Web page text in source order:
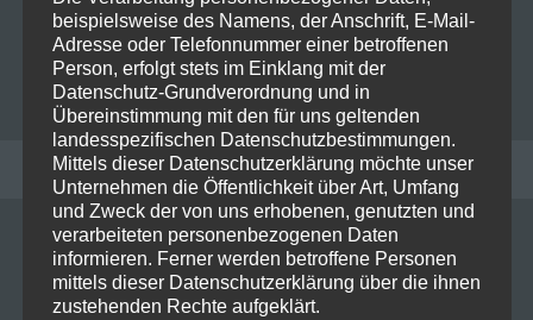
RECENT POSTS
Live on Stage: 2026-07-06 Sex
Pistols @ Tollwood
beispielsweise des Namens, der Anschrift, E-Mail-
Adresse oder Telefonnummer einer betroffenen
Person, erfolgt stets im Einklang mit der
Datenschutz-Grundverordnung und in
Übereinstimmung mit den für uns geltenden
landesspezifischen Datenschutzbestimmungen.
Mittels dieser Datenschutzerklärung möchte unser
Unternehmen die Öffentlichkeit über Art, Umfang
und Zweck der von uns erhobenen, genutzten und
verarbeiteten personenbezogenen Daten
informieren. Ferner werden betroffene Personen
mittels dieser Datenschutzerklärung über die ihnen
zustehenden Rechte aufgeklärt.